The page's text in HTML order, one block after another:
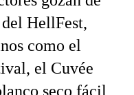
HellFest,
como el
el Cuvée
seco fácil